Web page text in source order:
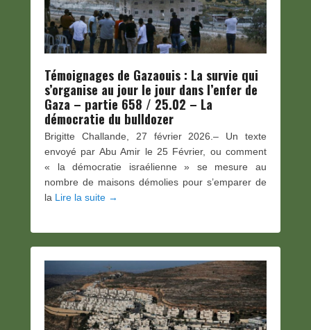
Témoignages de Gazaouis : La survie qui
s’organise au jour le jour dans l’enfer de
Gaza – partie 658 / 25.02 – La
démocratie du bulldozer
Brigitte Challande, 27 février 2026.– Un texte
envoyé par Abu Amir le 25 Février, ou comment
« la démocratie israélienne » se mesure au
nombre de maisons démolies pour s’emparer de
la Lire la suite →